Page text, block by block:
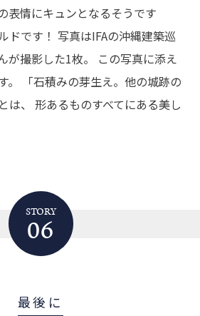
表情にキュンとなるそうです
ドです！ 写真はIFAの沖縄建築巡
が撮影した1枚。
この写真に添え
「石積みの芽生え。他の城跡の
は、 形あるものすべてにある美し
STORY
06
最後に